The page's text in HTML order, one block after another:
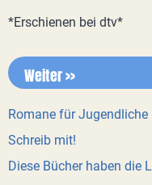
*Erschienen bei dtv*
Weiter >>
Romane für Jugendliche
Schreib mit!
Diese Bücher haben die